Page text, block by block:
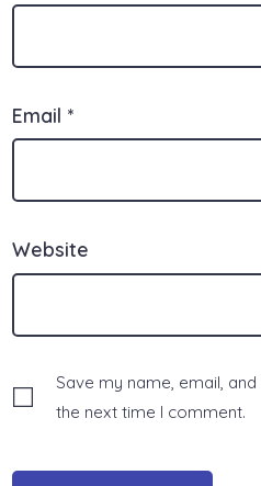
Email *
Website
Save my name, email,
the next time I comment.